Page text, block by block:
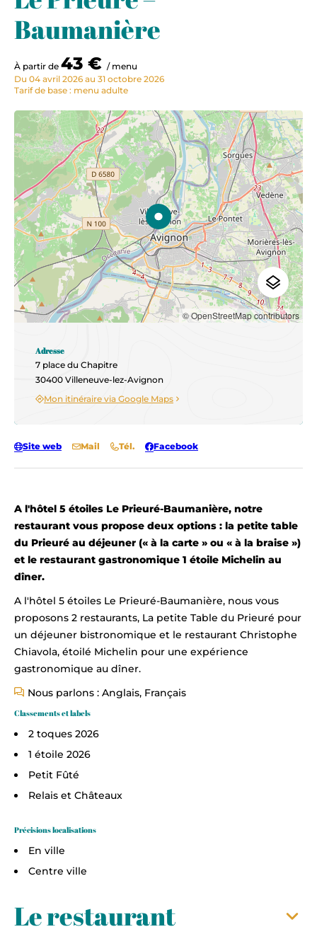
Baumanière
A l'hôtel 5 étoiles Le Prieuré-Baumanière, notre
restaurant vous propose deux options : la petite table
du Prieuré au déjeuner (« à la carte » ou « à la braise »)
et le restaurant gastronomique 1 étoile Michelin au
dîner.
A l'hôtel 5 étoiles Le Prieuré-Baumanière, nous vous
proposons 2 restaurants, La petite Table du Prieuré pour
un déjeuner bistronomique et le restaurant Christophe
Chiavola, étoilé Michelin pour une expérience
gastronomique au dîner.
Nous parlons : Anglais, Français
Classements et labels
2 toques 2026
1 étoile 2026
Petit Fûté
Relais et Châteaux
Précisions localisations
En ville
Centre ville
Le restaurant
À partir de 43 € / menu
Du 04 avril 2026 au 31 octobre 2026
Tarif de base : menu adulte
© OpenStreetMap contributors
Adresse
7 place du Chapitre
30400 Villeneuve-lez-Avignon
Mon itinéraire via Google Maps
Site web Mail Tél. Facebook